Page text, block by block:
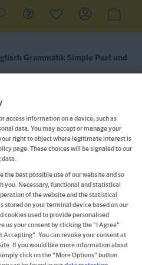
Grammatik Simple Past und
access information on a device, such as
data. You may accept or manage your
right to object where legitimate interest is
page. These choices will be signaled to our
data.
the best possible use of our website and so
you. Necessary, functional and statistical
of the website and the statistical
stored on your terminal device based on our
used to provide personalised
us your consent by clicking the "I Agree"
You can revoke your consent at
If you would like more information about
click on the "More Options" button.